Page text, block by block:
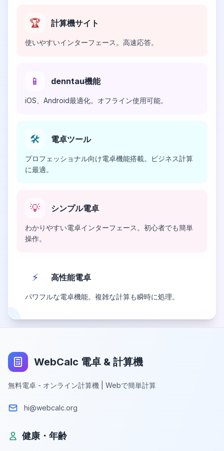
🏆 計算機サイト
使いやすいインターフェース。高速応答。
📱 denntau機能
iOS、Android最適化。オフライン使用可能。
🛠️ 電卓ツール
プロフェッショナル向け電卓機能搭載。ビジネス計算
に最適。
💡 シンプル電卓
わかりやすい電卓インターフェース。初心者でも簡単
操作。
⚡ 高性能電卓
パワフルな電卓機能。複雑な計算も瞬時に処理。
WebCalc 電卓 & 計算機
無料電卓 - オンライン計算機 | Webで簡単計算
hi@webcalc.org
健康・年齢